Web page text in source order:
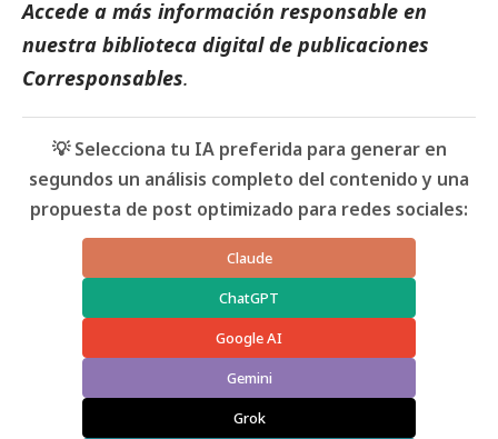
Accede a más información responsable en
nuestra biblioteca digital de publicaciones
Corresponsables.
💡 Selecciona tu IA preferida para generar en
segundos un análisis completo del contenido y una
propuesta de post optimizado para redes sociales:
Claude
ChatGPT
Google AI
Gemini
Grok